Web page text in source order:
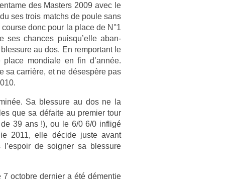
des Mast­ers 2009 avec le
ses trois matchs de poule sans
donc pour la place de N°1
ses chan­ces puis­qu’el­le ab­an­
au dos. En re­mpor­tant le
mon­diale en fin d’année.
sa carrière, et ne désespère pas
Sa bles­sure au dos ne la
que sa défaite au pre­mi­er tour
39 ans !), ou le 6/0 6/0 in­fligé
2011, elle décide juste avant
de soign­er sa bles­sure
7 oc­tob­re de­rni­er a été démen­tie